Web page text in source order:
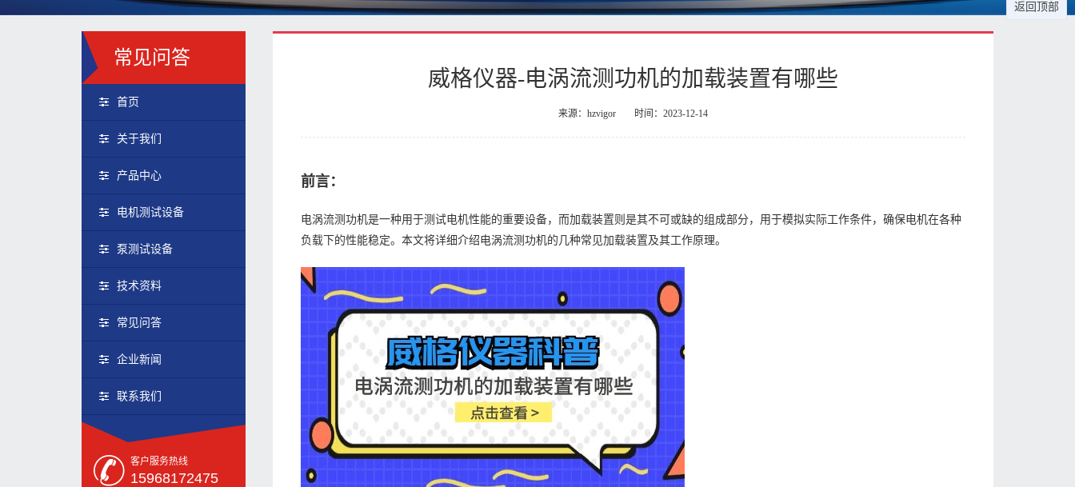
常见问答
首页
关于我们
产品中心
电机测试设备
泵测试设备
技术资料
常见问答
企业新闻
联系我们
客户服务热线
15968172475
威格仪器-电涡流测功机的加载装置有哪些
来源：hzvigor 时间：2023-12-14
前言：
电涡流测功机是一种用于测试电机性能的重要设备，而加载装置则是其不可或缺的组成部分，用于模拟实际工作条件，确保电机在各种
负载下的性能稳定。本文将详细介绍电涡流测功机的几种常见加载装置及其工作原理。
返回顶部